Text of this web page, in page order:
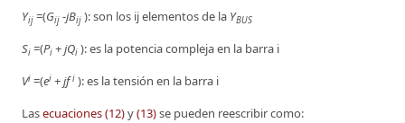
Yij =(Gij -jBij ): son los ij elementos de la YBUS
Si =(Pi +jQi ): es la potencia compleja en la barra i
Vi =(ei +jfi ): es la tensión en la barra i
Lasecuaciones (12)y(13)se pueden reescribir como: